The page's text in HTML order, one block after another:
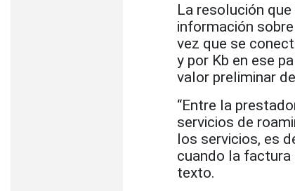
La resolución
información
vez que se
y por Kb en ese
valor preliminar
“Entre la
servicios de
los servicios, es
cuando la factura
texto.